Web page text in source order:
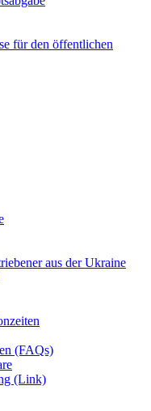
für den öffentlichen
aus der Ukraine
(FAQs)
(Link)